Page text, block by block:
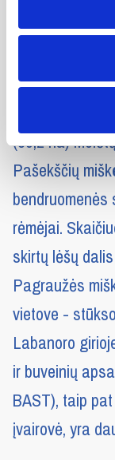
išskirta
skroblynas –
prisidėjo prie
(39,2 ha)
Pašekščių mišk
rėmėjai.
skirtų lėšų
Pagraužės
vietove -
Labanoro
ir buveinių
BAST), taip
įvairovė, yra